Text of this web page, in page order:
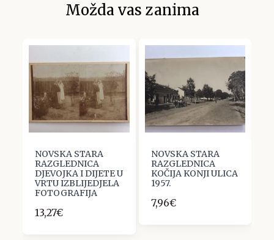
Možda vas zanima
NOVSKA STARA
RAZGLEDNICA
DJEVOJKA I DIJETE U
VRTU IZBLIJEDJELA
FOTOGRAFIJA
13,27€
NOVSKA STARA
RAZGLEDNICA
KOČIJA KONJI ULICA
1957.
7,96€